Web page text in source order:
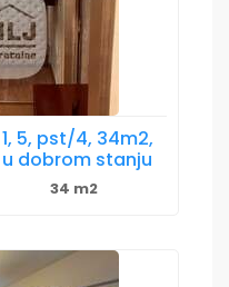
5, pst/4, 34m2,
dobrom stanju
34 m2